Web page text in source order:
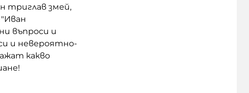
триглав змей,
въпроси и
и невероятно-
какво